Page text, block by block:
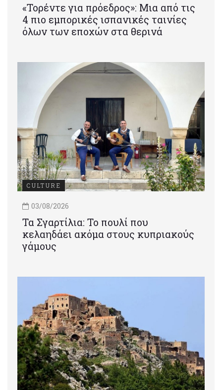
«Τορέντε για πρόεδρος»: Mια από τις
4 πιο εμπορικές ισπανικές ταινίες
όλων των εποχών στα θερινά
CULTURE
03/08/2026
Τα Σγαρτίλια: Το πουλί που
κελαηδάει ακόμα στους κυπριακούς
γάμους